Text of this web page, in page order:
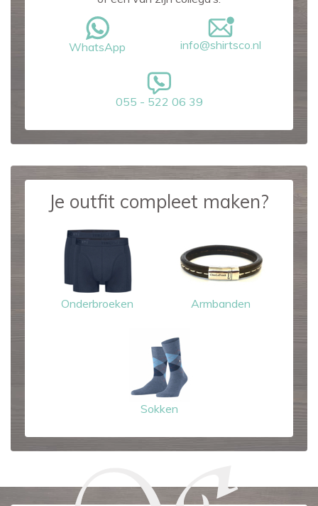
WhatsApp info@shirtsco.nl
055 - 522 06 39
Je outfit compleet maken?
Onderbroeken Armbanden
Sokken